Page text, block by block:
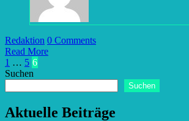
Redaktion 0 Comments
Read More
Seitennummerierung
der
Beiträge
1 … 5 6
Suchen
Suchen
Aktuelle Beiträge